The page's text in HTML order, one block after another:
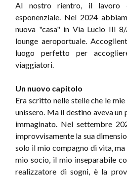
Al nostro rientro, il lavoro
esponenziale. Nel 2024
nuova "casa" in Via Lucio III
lounge aeroportuale.
luogo perfetto per
viaggiatori.
Un nuovo capitolo
Era scritto nelle stelle che le
unissero. Ma il destino aveva un
immaginato. Nel settembre
improvvisamente la sua
solo il mio compagno di vita,
mio socio, il mio inseparabile
realizzatore di sogni, è la